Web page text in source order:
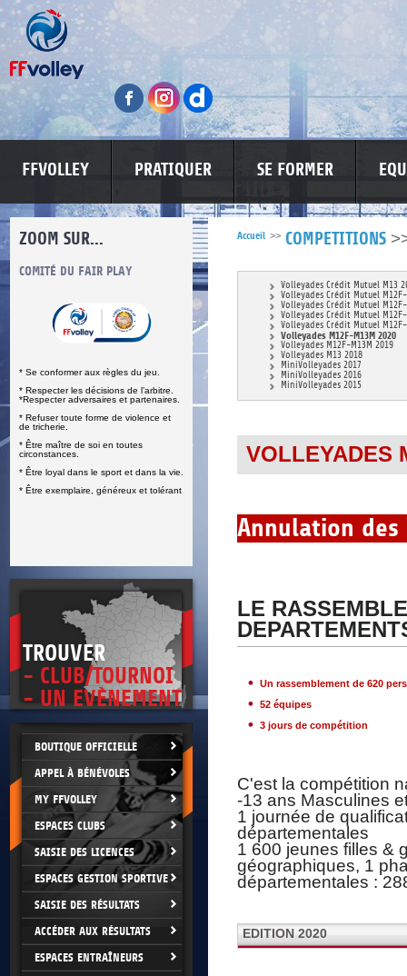
FFVOLLEY PRATIQUER SE FORMER
ZOOM SUR...
COMITÉ DU FAIR PLAY
* Se conformer aux règles du jeu.
* Respecter les décisions de l’arbitre.
*Respecter adversaires et partenaires.
* Refuser toute forme de violence et
de tricherie.
* Être maître de soi en toutes
circonstances.
* Être loyal dans le sport et dans la vie.
* Être exemplaire, généreux et tolérant
LUTTE CONTRE LES VIOLENCES MA PETITE
TROUVER
- CLUB/TOURNOI
- UN EVÈNEMENT
BOUTIQUE OFFICIELLE
APPEL À BÉNÉVOLES
MY FFVOLLEY
ESPACES CLUBS
SAISIE DES LICENCES
ESPACES GESTION SPORTIVE
SAISIE DES RÉSULTATS
ACCÉDER AUX RÉSULTATS
ESPACES ENTRAÎNEURS
Accueil >> COMPETITIONS
Volleyades Crédit Mutuel M13
Volleyades Crédit Mutuel M12F-
Volleyades Crédit Mutuel M12F-
Volleyades Crédit Mutuel M12F-
Volleyades Crédit Mutuel M12F-
Volleyades M12F-M13M 2020
Volleyades M12F-M13M 2019
Volleyades M13 2018
MiniVolleyades 2017
MiniVolleyades 2016
MiniVolleyades 2015
VOLLEYADES
Annulation des
LE
Un rassemblement de 620
52 équipes
3 jours de compétition
C'est la compétition
-13 ans Masculines
1 journée de
départementales
1 600 jeunes filles &
géographiques, 1
départementales :
EDITION 2020